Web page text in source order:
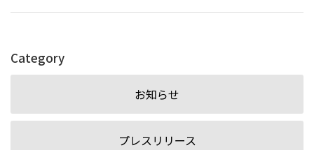
Category
お知らせ
プレスリリース